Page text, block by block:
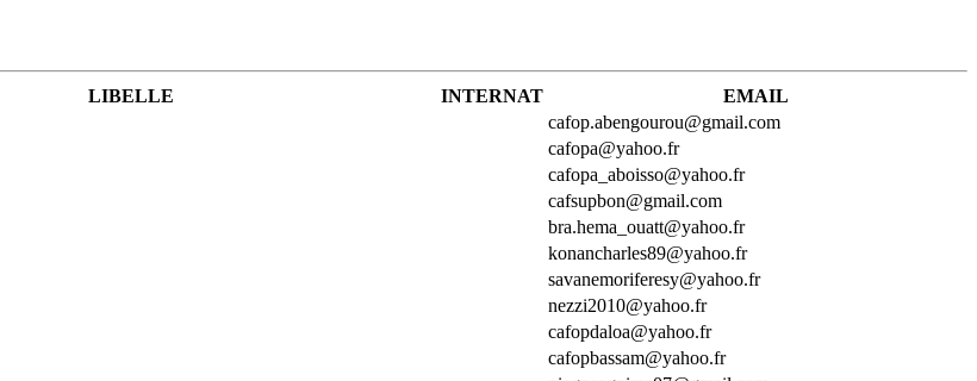
LIBELLE INTERNAT
EMAIL
cafop.abengourou@gmail.com
cafopa@yahoo.fr
cafopa_aboisso@yahoo.fr
cafsupbon@gmail.com
bra.hema_ouatt@yahoo.fr
konancharles89@yahoo.fr
savanemoriferesy@yahoo.fr
nezzi2010@yahoo.fr
cafopdaloa@yahoo.fr
cafopbassam@yahoo.fr